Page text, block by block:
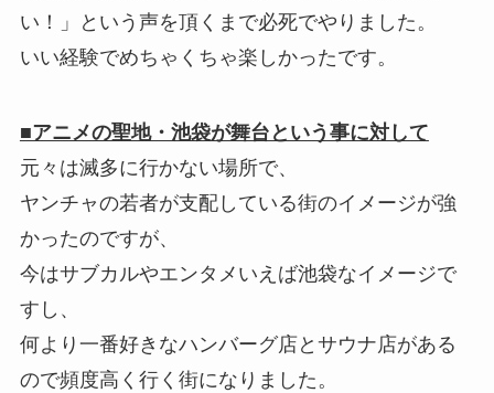
い！」という声を頂くまで必死でやりました。
いい経験でめちゃくちゃ楽しかったです。
■アニメの聖地・池袋が舞台という事に対して
元々は滅多に行かない場所で、
ヤンチャの若者が支配している街のイメージが強
かったのですが、
今はサブカルやエンタメいえば池袋なイメージで
すし、
何より一番好きなハンバーグ店とサウナ店がある
ので頻度高く行く街になりました。